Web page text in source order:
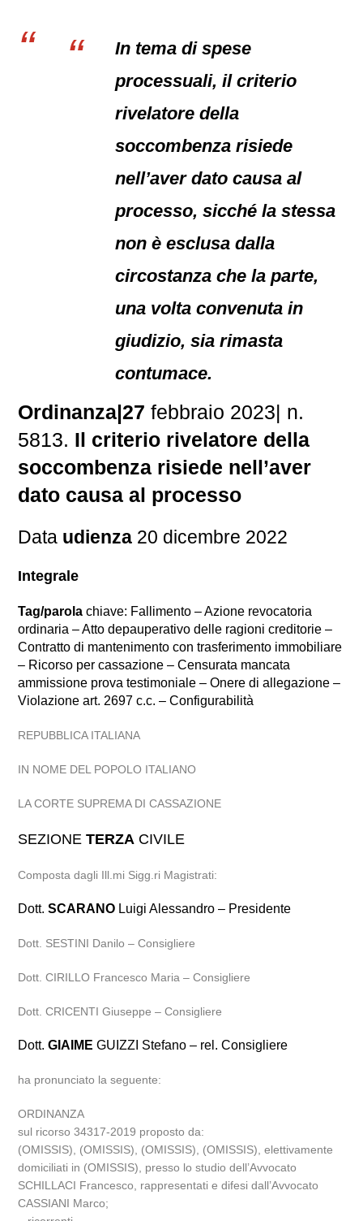
In tema di spese
processuali, il criterio
rivelatore della
soccombenza risiede
nell’aver dato causa al
processo, sicché la stessa
non è esclusa dalla
circostanza che la parte,
una volta convenuta in
giudizio, sia rimasta
contumace.
Ordinanza|27 febbraio 2023| n.
5813. Il criterio rivelatore della
soccombenza risiede nell’aver
dato causa al processo
Data udienza 20 dicembre 2022
Integrale
Tag/parola chiave: Fallimento – Azione revocatoria
ordinaria – Atto depauperativo delle ragioni creditorie –
Contratto di mantenimento con trasferimento immobiliare
– Ricorso per cassazione – Censurata mancata
ammissione prova testimoniale – Onere di allegazione –
Violazione art. 2697 c.c. – Configurabilità
REPUBBLICA ITALIANA
IN NOME DEL POPOLO ITALIANO
LA CORTE SUPREMA DI CASSAZIONE
SEZIONETERZA CIVILE
Composta dagli Ill.mi Sigg.ri Magistrati:
Dott.SCARANO Luigi Alessandro – Presidente
Dott. SESTINI Danilo – Consigliere
Dott. CIRILLO Francesco Maria – Consigliere
Dott. CRICENTI Giuseppe – Consigliere
Dott.GIAIME GUIZZI Stefano – rel. Consigliere
ha pronunciato la seguente:
ORDINANZA
sul ricorso 34317-2019 proposto da:
(OMISSIS), (OMISSIS), (OMISSIS), (OMISSIS), elettivamente
domiciliati in (OMISSIS), presso lo studio dell’Avvocato
SCHILLACI Francesco, rappresentati e difesi dall’Avvocato
CASSIANI Marco;